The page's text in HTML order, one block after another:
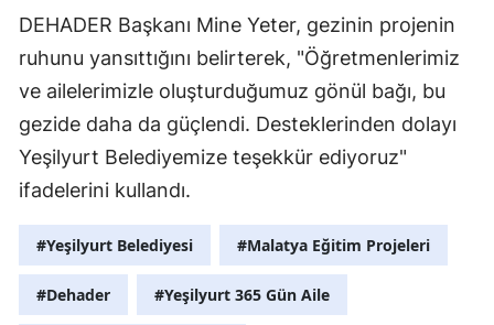
DEHADER Başkanı Mine Yeter, gezinin projenin
ruhunu yansıttığını belirterek, "Öğretmenlerimiz
ve ailelerimizle oluşturduğumuz gönül bağı, bu
gezide daha da güçlendi. Desteklerinden dolayı
Yeşilyurt Belediyemize teşekkür ediyoruz"
ifadelerini kullandı.
#Yeşilyurt Belediyesi #Malatya Eğitim Projeleri
#Dehader #Yeşilyurt 365 Gün Aile